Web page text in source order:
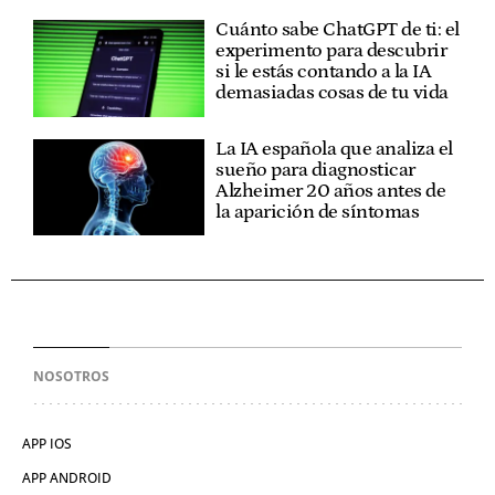
Cuánto sabe ChatGPT de ti: el
experimento para descubrir
si le estás contando a la IA
demasiadas cosas de tu vida
La IA española que analiza el
sueño para diagnosticar
Alzheimer 20 años antes de
la aparición de síntomas
NOSOTROS
APP IOS
APP ANDROID